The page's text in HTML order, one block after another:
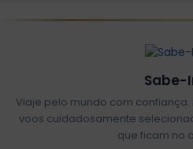
Sabe-
Viaje pelo mundo com confiança.
voos cuidadosamente
que ficam no